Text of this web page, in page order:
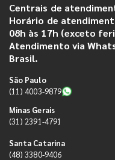
Centrais de
Horário de
08h às 17h (exceto
Atendimento via
Brasil.
São Paulo
(11) 4003-9879
Minas Gerais
(31) 2391-4791
Santa Catarina
(48) 3380-9406